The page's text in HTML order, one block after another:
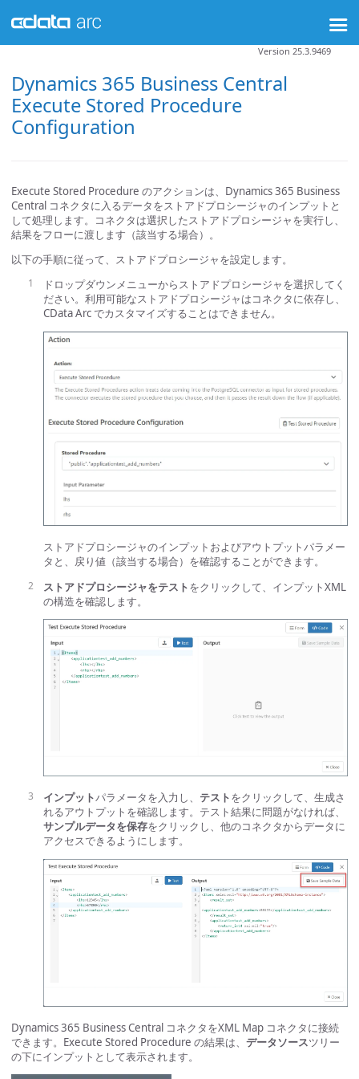
Dynamics 365 Business Central
Execute Stored Procedure
Configuration
Version 25.3.9469
Execute Stored Procedure のアクションは、Dynamics 365 Business
Central コネクタに入るデータをストアドプロシージャのインプットと
して処理します。コネクタは選択したストアドプロシージャを実行し、
結果をフローに渡します（該当する場合）。
以下の手順に従って、ストアドプロシージャを設定します。
ドロップダウンメニューからストアドプロシージャを選択してく
ださい。利用可能なストアドプロシージャはコネクタに依存し、
CData Arc でカスタマイズすることはできません。
ストアドプロシージャのインプットおよびアウトプットパラメー
タと、戻り値（該当する場合）を確認することができます。
ストアドプロシージャをテストをクリックして、インプットXML
の構造を確認します。
インプットパラメータを入力し、 テストをクリックして、生成さ
れるアウトプットを確認します。テスト結果に問題がなければ、
サンプルデータを保存をクリックし、他のコネクタからデータに
アクセスできるようにします。
Dynamics 365 Business Central コネクタをXML Map コネクタに接続
できます。Execute Stored Procedure の結果は、 データソースツリー
の下にインプットとして表示されます。